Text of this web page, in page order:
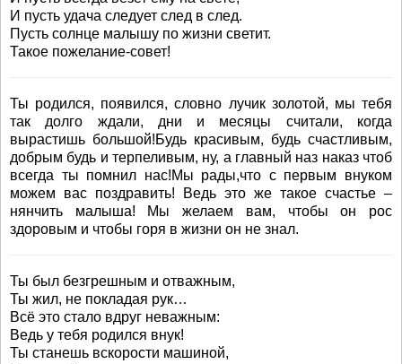
И пусть удача следует след в след.
Пусть солнце малышу по жизни светит.
Такое пожелание-совет!
Ты родился, появился, словно лучик золотой, мы тебя
так долго ждали, дни и месяцы считали, когда
вырастишь большой!Будь красивым, будь счастливым,
добрым будь и терпеливым, ну, а главный наз наказ чтоб
всегда ты помнил нас!Мы рады,что с первым внуком
можем вас поздравить! Ведь это же такое счастье –
нянчить малыша! Мы желаем вам, чтобы он рос
здоровым и чтобы горя в жизни он не знал.
Ты был безгрешным и отважным,
Ты жил, не покладая рук…
Всё это стало вдруг неважным:
Ведь у тебя родился внук!
Ты станешь вскорости машиной,